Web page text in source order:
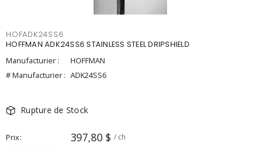
HOFADK24SS6
HOFFMAN ADK24SS6 STAINLESS STEEL DRIPSHIELD
Manufacturier :
HOFFMAN
# Manufacturier : ADK24SS6
Rupture de Stock
Prix 397,80 $ / ch